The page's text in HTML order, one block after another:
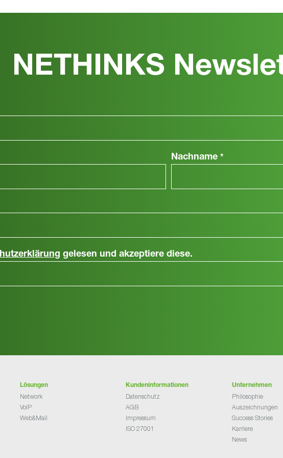
NETHINKS
Nachname *
gelesen und akzeptiere diese.
Lösungen
Network
VoIP
Web&Mail
Kundeninformationen
Datenschutz
AGB
Impressum
ISO 27001
Unternehmen
Philosophie
Auszeichnungen
Success Stories
Karriere
News